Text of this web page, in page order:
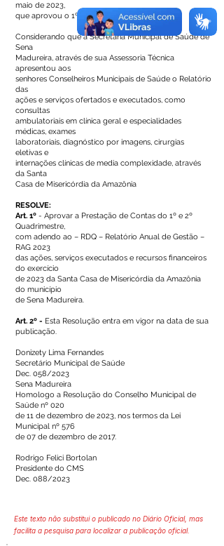
maio de 2023,
que aprovou o 1º Termo Aditivo ao Convênio;
Considerando que a Secretaria Municipal de Saúde de
Sena
Madureira, através de sua Assessoria Técnica
apresentou aos
senhores Conselheiros Municipais de Saúde o Relatório
das
ações e serviços ofertados e executados, como
consultas
ambulatoriais em clínica geral e especialidades
médicas, exames
laboratoriais, diagnóstico por imagens, cirurgias
eletivas e
internações clínicas de media complexidade, através
da Santa
Casa de Misericórdia da Amazônia
RESOLVE:
Art. 1º - Aprovar a Prestação de Contas do 1º e 2º
Quadrimestre,
com adendo ao – RDQ – Relatório Anual de Gestão –
RAG 2023
das ações, serviços executados e recursos financeiros
do exercício
de 2023 da Santa Casa de Misericórdia da Amazônia
do município
de Sena Madureira.
Art. 2º - Esta Resolução entra em vigor na data de sua
publicação.
Donizety Lima Fernandes
Secretário Municipal de Saúde
Dec. 058/2023
Sena Madureira
Homologo a Resolução do Conselho Municipal de
Saúde nº 020
de 11 de dezembro de 2023, nos termos da Lei
Municipal nº 576
de 07 de dezembro de 2017.
Rodrigo Felici Bortolan
Presidente do CMS
Dec. 088/2023
Este texto não substitui o publicado no Diário Oficial, mas
facilita a pesquisa para localizar a publicação oficial.